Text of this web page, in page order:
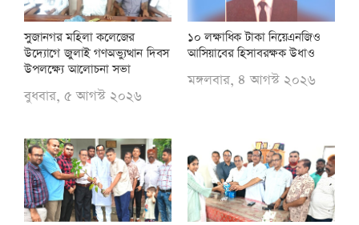
সুজানগর মহিলা কলেজের
উদ্যোগে জুলাই গণঅভ্যুত্থান দিবস
উপলক্ষ্যে আলোচনা সভা
বুধবার, ৫ আগস্ট ২০২৬
১০ লক্ষাধিক টাকা নিয়েএনজিও
আসিয়াবের হিসাবরক্ষক উধাও
মঙ্গলবার, ৪ আগস্ট ২০২৬